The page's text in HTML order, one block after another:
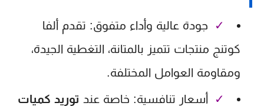
✓ جودة عالية وأداء متفوق: تقدم ألفا
كوتنج منتجات تتميز بالمتانة، التغطية الجيدة،
ومقاومة العوامل المختلفة.
✓ أسعار تنافسية: خاصة عند توريد كميات